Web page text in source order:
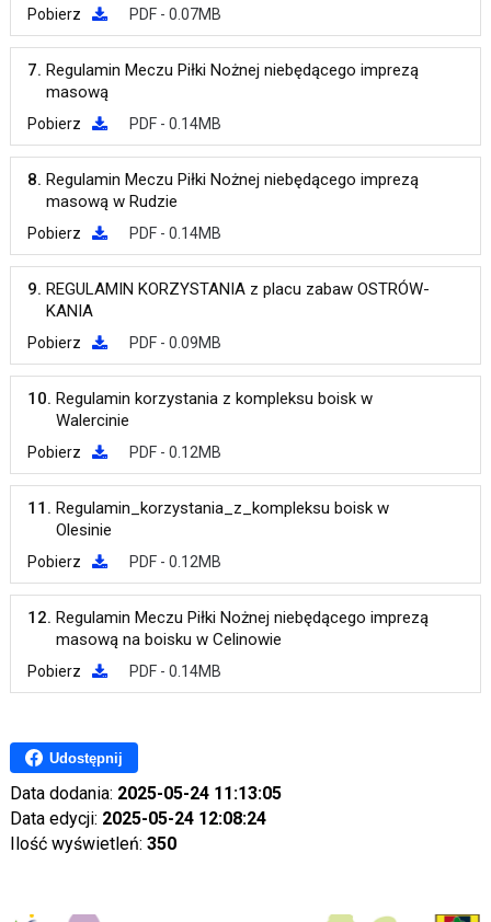
Pobierz PDF - 0.07MB
7. Regulamin Meczu Piłki Nożnej niebędącego imprezą
masową
Pobierz PDF - 0.14MB
8. Regulamin Meczu Piłki Nożnej niebędącego imprezą
masową w Rudzie
Pobierz PDF - 0.14MB
9. REGULAMIN KORZYSTANIA z placu zabaw OSTRÓW-
KANIA
Pobierz PDF - 0.09MB
10. Regulamin korzystania z kompleksu boisk w
Walercinie
Pobierz PDF - 0.12MB
11. Regulamin_korzystania_z_kompleksu boisk w
Olesinie
Pobierz PDF - 0.12MB
12. Regulamin Meczu Piłki Nożnej niebędącego imprezą
masową na boisku w Celinowie
Pobierz PDF - 0.14MB
Udostępnij
Data dodania: 2025-05-24 11:13:05
Data edycji: 2025-05-24 12:08:24
Ilość wyświetleń: 350